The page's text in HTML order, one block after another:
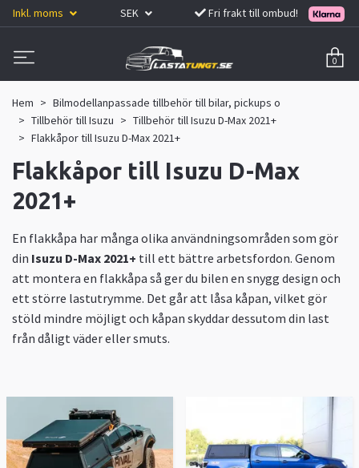
Inkl. moms SEK Fri frakt till ombud!
0
Hem
Bilmodellanpassade tillbehör till bilar, pickups o
Tillbehör till Isuzu
Tillbehör till Isuzu D-Max 2021+
Flakkåpor till Isuzu D-Max 2021+
Flakkåpor till Isuzu D-Max
2021+
En flakkåpa har många olika användningsområden som gör
din Isuzu D-Max 2021+ till ett bättre arbetsfordon. Genom
att montera en flakkåpa så ger du bilen en snygg design och
ett större lastutrymme. Det går att låsa kåpan, vilket gör
stöld mindre möjligt och kåpan skyddar dessutom din last
från dåligt väder eller smuts.